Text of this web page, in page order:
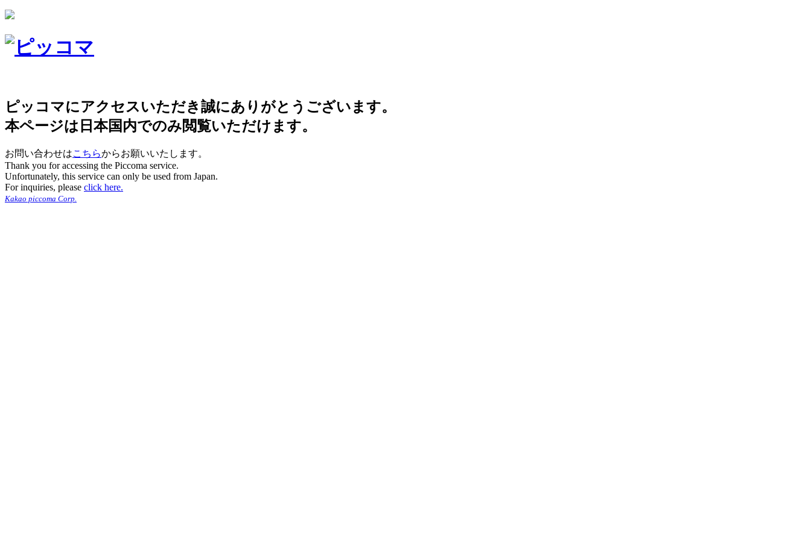
ピッコマにアクセスいただき誠にありがとうございます。
本ページは日本国内でのみ閲覧いただけます。
お問い合わせはこちらからお願いいたします。
Thank you for accessing the Piccoma service.
Unfortunately, this service can only be used from Japan.
For inquiries, please click here.
Kakao piccoma Corp.